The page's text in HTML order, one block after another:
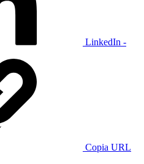
LinkedIn -
Copia URL